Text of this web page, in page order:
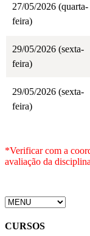
27/05/2026 (quarta-
feira)
29/05/2026 (sexta-
feira)
29/05/2026 (sexta-
feira)
*Verificar com a
avaliação da
CURSOS